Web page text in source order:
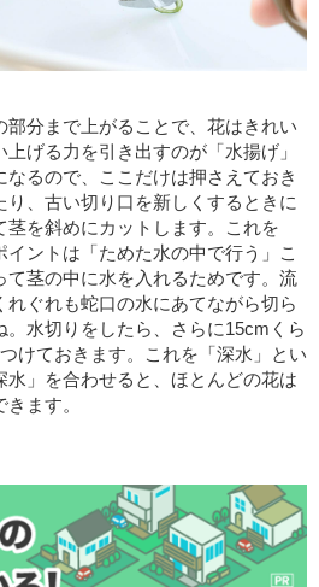
分まで上がることで、花はきれい
げる力を引き出すのが「水揚げ」
るので、ここだけは押さえておき
り、古い切り口を新しくするときに
茎を斜めにカットします。これを
イントは「ためた水の中で行う」こ
て茎の中に水を入れるためです。流
ぐれも蛇口の水にあてながら切ら
水切りをしたら、さらに15cmくら
けておきます。これを「深水」とい
水」を合わせると、ほとんどの花は
ます。